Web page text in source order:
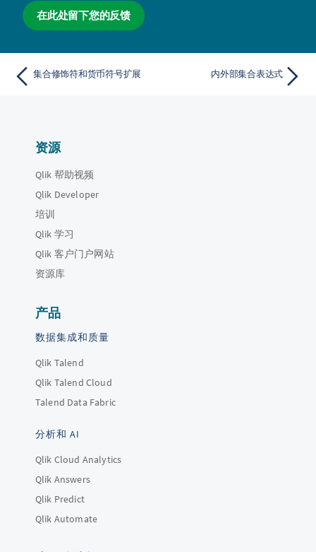
在此处留下您的反馈
集合修饰符和货币符号扩展 内外部集合表达式
资源
Qlik 帮助视频
Qlik Developer
培训
Qlik 学习
Qlik 客户门户网站
资源库
产品
数据集成和质量
Qlik Talend
Qlik Talend Cloud
Talend Data Fabric
分析和 AI
Qlik Cloud Analytics
Qlik Answers
Qlik Predict
Qlik Automate